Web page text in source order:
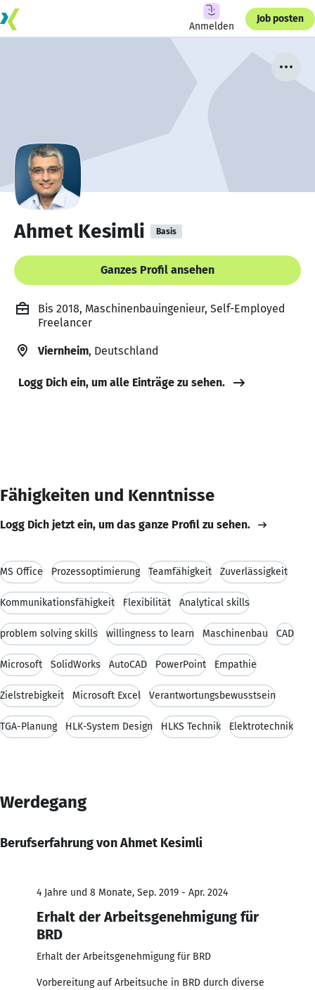
Anmelden
Job posten
Ahmet Kesimli Basis
Ganzes Profil ansehen
Bis 2018, Maschinenbauingenieur, Self-Employed
Freelancer
Viernheim, Deutschland
Logg Dich ein, um alle Einträge zu sehen.
Fähigkeiten und Kenntnisse
Logg Dich jetzt ein, um das ganze Profil zu sehen.
MS Office Prozessoptimierung Teamfähigkeit Zuverlässigkeit
Kommunikationsfähigkeit Flexibilität Analytical skills
problem solving skills willingness to learn Maschinenbau CAD
Microsoft SolidWorks AutoCAD PowerPoint Empathie
Zielstrebigkeit Microsoft Excel Verantwortungsbewusstsein
TGA-Planung HLK-System Design HLKS Technik Elektrotechnik
Werdegang
Berufserfahrung von Ahmet Kesimli
4 Jahre und 8 Monate, Sep. 2019 - Apr. 2024
Erhalt der Arbeitsgenehmigung für
BRD
Erhalt der Arbeitsgenehmigung für BRD
Vorbereitung auf Arbeitsuche in BRD durch diverse